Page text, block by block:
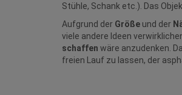
Stühle, Schank etc.). Das
Aufgrund der Größe und der
viele andere Ideen
schaffen wäre anzudenken.
freien Lauf zu lassen, der